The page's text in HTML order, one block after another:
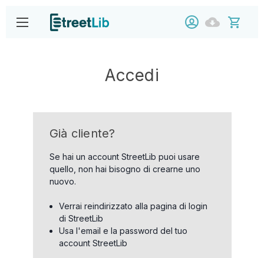
Accedi
Già cliente?
Se hai un account StreetLib puoi usare
quello, non hai bisogno di crearne uno
nuovo.
Verrai reindirizzato alla pagina di login
di StreetLib
Usa l'email e la password del tuo
account StreetLib